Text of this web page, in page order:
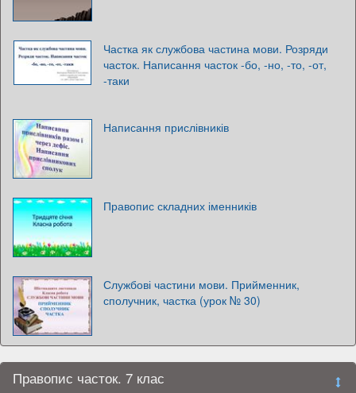
Частка як службова частина мови. Розряди
часток. Написання часток -бо, -но, -то, -от,
-таки
Написання прислівників
Правопис складних іменників
Службові частини мови. Прийменник,
сполучник, частка (урок № 30)
Правопис часток. 7 клас